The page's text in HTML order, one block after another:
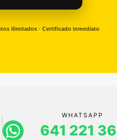
ilimitados · Certificado inmediato
WHATSAPP
641 221